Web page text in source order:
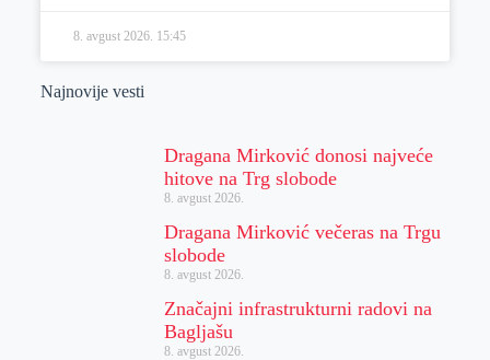
8. avgust 2026. 15:45
Najnovije vesti
Dragana Mirković donosi najveće
hitove na Trg slobode
8. avgust 2026.
Dragana Mirković večeras na Trgu
slobode
8. avgust 2026.
Značajni infrastrukturni radovi na
Bagljašu
8. avgust 2026.